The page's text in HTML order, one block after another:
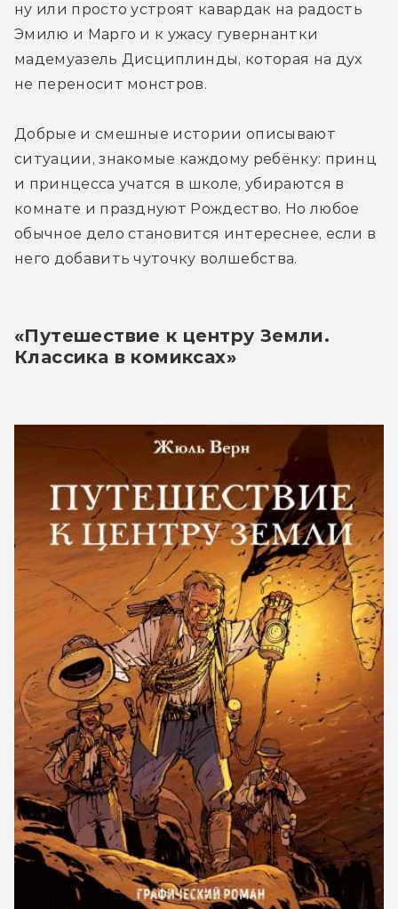
ну или просто устроят кавардак на радость
Эмилю и Марго и к ужасу гувернантки
мадемуазель Дисциплинды, которая на дух
не переносит монстров.
Добрые и смешные истории описывают
ситуации, знакомые каждому ребёнку: принц
и принцесса учатся в школе, убираются в
комнате и празднуют Рождество. Но любое
обычное дело становится интереснее, если в
него добавить чуточку волшебства.
«Путешествие к центру Земли.
Классика в комиксах»